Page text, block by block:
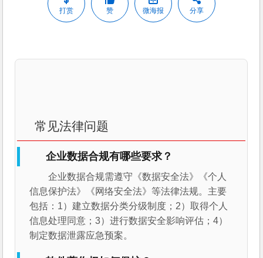
打赏 赞 微海报 分享
常见法律问题
企业数据合规有哪些要求？
企业数据合规需遵守《数据安全法》《个人
信息保护法》《网络安全法》等法律法规。主要
包括：1）建立数据分类分级制度；2）取得个人
信息处理同意；3）进行数据安全影响评估；4）
制定数据泄露应急预案。